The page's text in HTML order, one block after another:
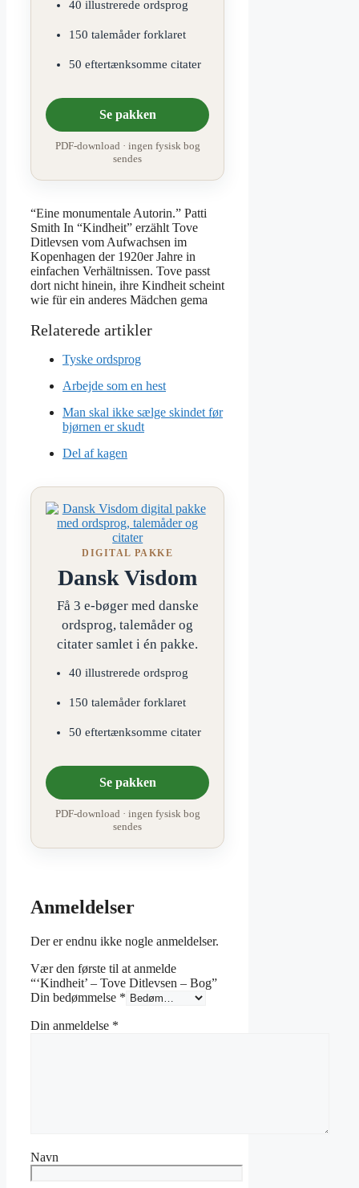
40 illustrerede ordsprog
150 talemåder forklaret
50 eftertænksomme citater
Se pakken
PDF-download · ingen fysisk bog
sendes
“Eine monumentale Autorin.” Patti
Smith In “Kindheit” erzählt Tove
Ditlevsen vom Aufwachsen im
Kopenhagen der 1920er Jahre in
einfachen Verhältnissen. Tove passt
dort nicht hinein, ihre Kindheit scheint
wie für ein anderes Mädchen gema
Tyske ordsprog
Arbejde som en hest
Man skal ikke sælge skindet før
bjørnen er skudt
Del af kagen
DIGITAL PAKKE
Dansk Visdom
Få 3 e-bøger med danske
ordsprog, talemåder og
citater samlet i én pakke.
40 illustrerede ordsprog
150 talemåder forklaret
50 eftertænksomme citater
Se pakken
PDF-download · ingen fysisk bog
sendes
Anmeldelser
Der er endnu ikke nogle anmeldelser.
Vær den første til at anmelde
“‘Kindheit’ – Tove Ditlevsen – Bog”
Din bedømmelse *
Din anmeldelse *
Navn